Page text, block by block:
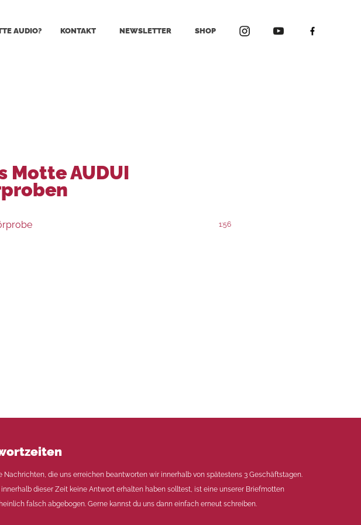
AUDIO? KONTAKT NEWSLETTER SHOP
Motte AUDUI
1:56
Nachrichten, die uns erreichen beantworten wir innerhalb von spätestens 3 Geschäftstagen.
innerhalb dieser Zeit keine Antwort erhalten haben solltest, ist eine unserer Briefmotten
falsch abgebogen. Gerne kannst du uns dann einfach erneut schreiben.